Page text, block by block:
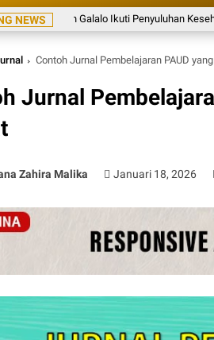
NEWSGalalo Ikuti Penyuluhan Kesehatan
Contoh Jurnal Pembelajaran PAUD
Jurnal
Zahira Malika Januari 18, 2026